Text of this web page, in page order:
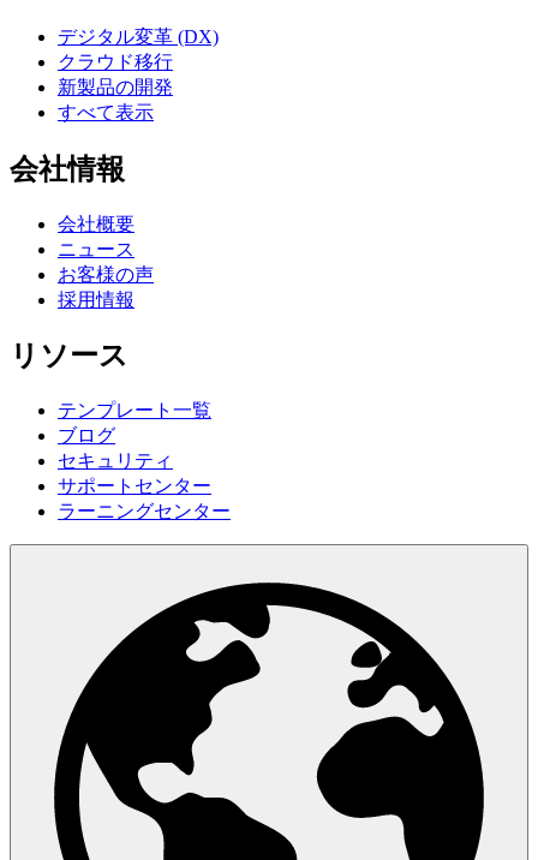
デジタル変革 (DX)
クラウド移行
新製品の開発
すべて表示
会社情報
会社概要
ニュース
お客様の声
採用情報
リソース
テンプレート一覧
ブログ
セキュリティ
サポートセンター
ラーニングセンター